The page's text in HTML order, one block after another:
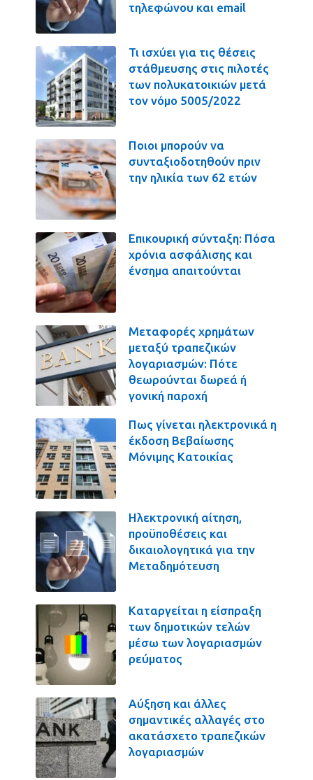
τηλεφώνου και email
Τι ισχύει για τις θέσεις
στάθμευσης στις πιλοτές
των πολυκατοικιών μετά
τον νόμο 5005/2022
Ποιοι μπορούν να
συνταξιοδοτηθούν πριν
την ηλικία των 62 ετών
Επικουρική σύνταξη: Πόσα
χρόνια ασφάλισης και
ένσημα απαιτούνται
Μεταφορές χρημάτων
μεταξύ τραπεζικών
λογαριασμών: Πότε
θεωρούνται δωρεά ή
γονική παροχή
Πως γίνεται ηλεκτρονικά η
έκδοση Βεβαίωσης
Μόνιμης Κατοικίας
Ηλεκτρονική αίτηση,
προϋποθέσεις και
δικαιολογητικά για την
Μεταδημότευση
Καταργείται η είσπραξη
των δημοτικών τελών
μέσω των λογαριασμών
ρεύματος
Αύξηση και άλλες
σημαντικές αλλαγές στο
ακατάσχετο τραπεζικών
λογαριασμών